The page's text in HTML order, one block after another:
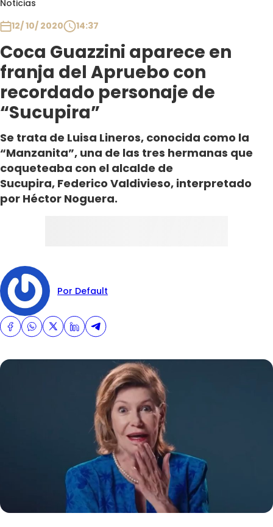
Noticias
12/ 10/ 2020
14:37
Coca Guazzini aparece en
franja del Apruebo con
recordado personaje de
“Sucupira”
Se trata de Luisa Lineros, conocida como la
“Manzanita”, una de las tres hermanas que
coqueteaba con el alcalde de
Sucupira, Federico Valdivieso, interpretado
por Héctor Noguera.
Por Default
Club De La Comedia
Contigo en Directo
Plan Perfecto
El Tiempo
Sabingo
Todos Los Programas